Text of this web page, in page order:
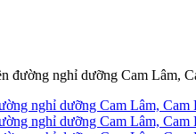
đường nghỉ dưỡng Cam Lâm,